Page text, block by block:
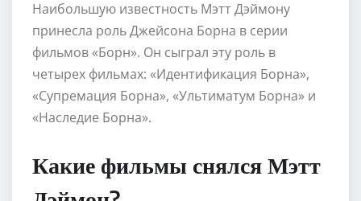
Наибольшую известность Мэтт Дэймону
принесла роль Джейсона Борна в серии
фильмов «Борн». Он сыграл эту роль в
четырех фильмах: «Идентификация Борна»,
«Супремация Борна», «Ультиматум Борна» и
«Наследие Борна».
Какие фильмы снялся Мэтт